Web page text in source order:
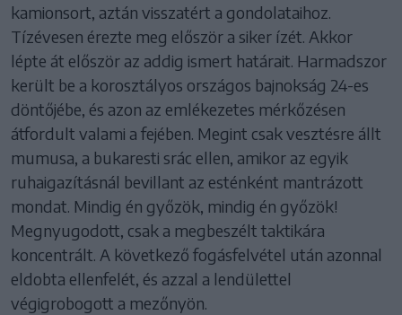
kamionsort, aztán visszatért a gondolataihoz.
Tízévesen érezte meg először a siker ízét. Akkor
lépte át először az addig ismert határait. Harmadszor
került be a korosztályos országos bajnokság 24-es
döntőjébe, és azon az emlékezetes mérkőzésen
átfordult valami a fejében. Megint csak vesztésre állt
mumusa, a bukaresti srác ellen, amikor az egyik
ruhaigazításnál bevillant az esténként mantrázott
mondat. Mindig én győzök, mindig én győzök!
Megnyugodott, csak a megbeszélt taktikára
koncentrált. A következő fogásfelvétel után azonnal
eldobta ellenfelét, és azzal a lendülettel
végigrobogott a mezőnyön.